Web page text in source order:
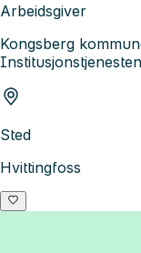
Arbeidsgiver
Kongsberg
Institusjonstjenesten
Sted
Hvittingfoss